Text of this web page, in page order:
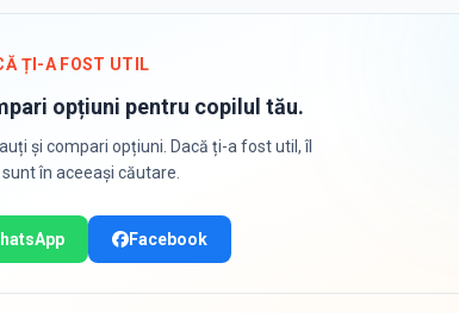
ȚI-A FOST UTIL
opțiuni pentru copilul tău.
și compari opțiuni. Dacă ți-a fost util, îl
în aceeași căutare.
Facebook